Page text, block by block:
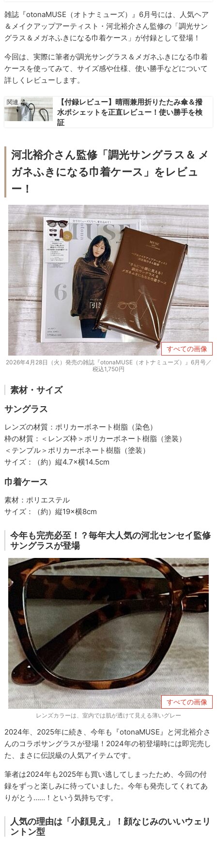
雑誌『otonaMUSE（オトナミューズ）』6月号には、人気ヘア
＆メイクアップアーティスト・河北裕介さん監修の「調光サン
グラス＆メガネふきになる巾着ケース」が付録として登場！
今回は、実際に筆者が調光サングラス＆メガネふきになる巾着
ケースを使ってみて、サイズ感や仕様、使い勝手などについて
詳しくレビューします。
【付録レビュー】晴雨兼用折りたたみ傘＆撥
水ポシェットを正直レビュー！使い勝手を検
証
河北裕介さん監修「調光サングラス＆ メ
ガネふきになる巾着ケース」をレビュ
ー！
すべての画像
2026年4月28日（火）発売の雑誌『otonaMUSE（オトナミューズ）』6月号／
税込1,750円
素材・サイズ
サングラス
レンズの材質：ポリカーボネート樹脂（染色）
枠の材質：＜レンズ枠＞ポリカーボネート樹脂（塗装）
＜テンプル＞ポリカーボネート樹脂（塗装）
サイズ：（約）縦4.7×横14.5cm
巾着ケース
素材：ポリエステル
サイズ：（約）縦19×横8cm
今年も完売必至！？毎年大人気の河北センセイ監修
サングラスが登場
すべての画像
レンズカラーは、室内では肌が透けて見える薄いグレー
2024年、2025年に続き、今年も『otonaMUSE』と河北裕介さ
んのコラボサングラスが登場！2024年の初登場時には即完売し
た、まさに伝説級の人気アイテムです。
筆者は2024年も2025年も買い逃してしまったため、今回の付
録をずっと楽しみに待っていました。今年も発売してくれてあ
りがとう……！という気持ちです。
人気の理由は「小顔見え」！顔なじみのいいウェリ
ントン型